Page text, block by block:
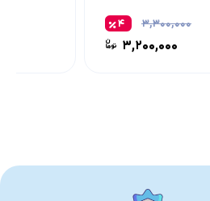
۳,۳۰۰,۰۰۰
۳,۲۰۰,۰۰۰
۴